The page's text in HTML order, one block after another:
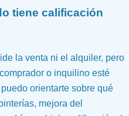
tiene calificación
la venta ni el alquiler, pero
o inquilino esté
orientarte sobre qué
mejora del